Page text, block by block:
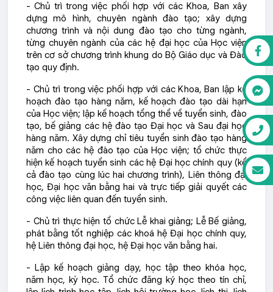
- Chủ trì trong việc phối hợp với các Khoa, Ban xây
dựng mô hình, chuyên ngành đào tạo; xây dựng
chương trình và nội dung đào tạo cho từng ngành,
từng chuyên ngành của các hệ đại học của Học viện
trên cơ sở chương trình khung do Bộ Giáo dục và Đào
tạo quy định.
- Chủ trì trong việc phối hợp với các Khoa, Ban lập kế
hoạch đào tạo hàng năm, kế hoạch đào tạo dài hạn
của Học viện; lập kế hoạch tổng thể về tuyển sinh, đào
tạo, bế giảng các hệ đào tạo Đại học và Sau đại học
hàng năm. Xây dựng chỉ tiêu tuyển sinh đào tạo hàng
năm cho các hệ đào tạo của Học viện; tổ chức thực
hiện kế hoạch tuyển sinh các hệ Đại học chính quy (kể
cả đào tạo cùng lúc hai chương trình), Liên thông đại
học, Đại học văn bằng hai và trực tiếp giải quyết các
công việc liên quan đến tuyển sinh.
- Chủ trì thực hiện tổ chức Lễ khai giảng; Lễ Bế giảng,
phát bằng tốt nghiệp các khoá hệ Đại học chính quy,
hệ Liên thông đại học, hệ Đại học văn bằng hai.
- Lập kế hoạch giảng dạy, học tập theo khóa học,
năm học, kỳ học. Tổ chức đăng ký học theo tín chỉ,